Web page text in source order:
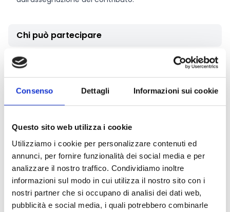
Consenso Dettagli Informazioni sui cookie
Questo sito web utilizza i cookie
Utilizziamo i cookie per personalizzare contenuti ed
annunci, per fornire funzionalità dei social media e per
analizzare il nostro traffico. Condividiamo inoltre
informazioni sul modo in cui utilizza il nostro sito con i
nostri partner che si occupano di analisi dei dati web,
pubblicità e social media, i quali potrebbero combinarle
Chi può partecipare
Possono partecipare al bando:
Enti del Terzo Settore
Enti morali, Associazioni, Fondazioni e Comitati –
anche non riconosciuti, purché senza finalità di lucro
Istituzioni religiose
Cooperative sociali
Imprese sociali
Per partecipare, i soggetti devono:
Essere costituitida almeno un anno alla data del
bando, con atto scritto.
Avere sede legale o sede operativa in uno degli11